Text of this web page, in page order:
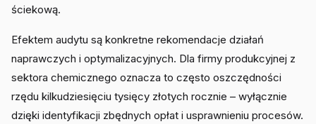
ściekową.
Efektem audytu są konkretne rekomendacje działań
naprawczych i optymalizacyjnych. Dla firmy produkcyjnej z
sektora chemicznego oznacza to często oszczędności
rzędu kilkudziesięciu tysięcy złotych rocznie – wyłącznie
dzięki identyfikacji zbędnych opłat i usprawnieniu procesów.